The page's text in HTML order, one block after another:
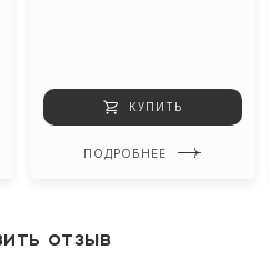
КУПИТЬ
ПОДРОБНЕЕ
отзыв